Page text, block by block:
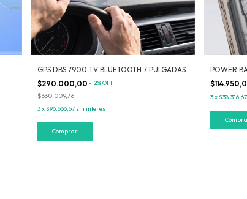
GPS DBS 7900 TV BLUETOOTH 7 PULGADAS
$290.000,00-12%OFF
$330.009,76
3x$96.666,67 sin interés
POWER
3x$38.316,67